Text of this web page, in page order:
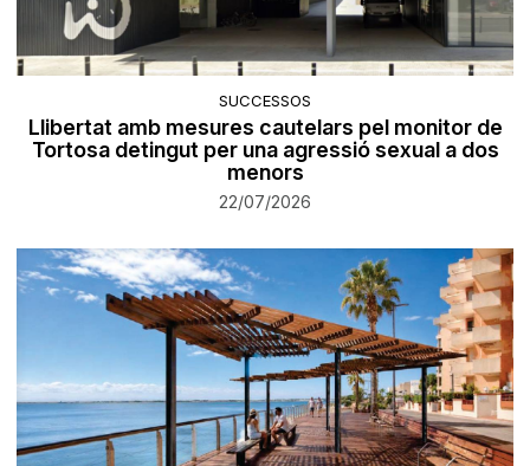
SUCCESSOS
Llibertat amb mesures cautelars pel monitor de
Tortosa detingut per una agressió sexual a dos
menors
22/07/2026